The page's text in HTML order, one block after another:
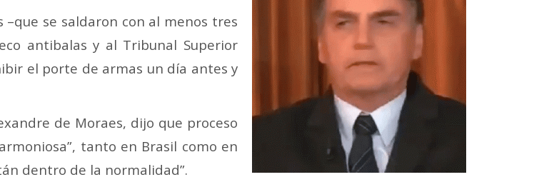
se saldaron con al menos tres
antibalas y al Tribunal Superior
el porte de armas un día antes y
de Moraes, dijo que proceso
tanto en Brasil como en
dentro de la normalidad”.